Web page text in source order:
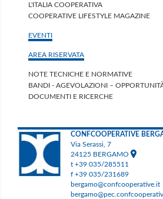
L'ITALIA COOPERATIVA
COOPERATIVE LIFESTYLE MAGAZINE
EVENTI
AREA RISERVATA
NOTE TECNICHE E NORMATIVE
BANDI - AGEVOLAZIONI –
DOCUMENTI E RICERCHE
CONFCOOPERATIVE
Via Serassi, 7
24125 BERGAMO
t +39 035/285511
f +39 035/231689
bergamo@confcooperative.it